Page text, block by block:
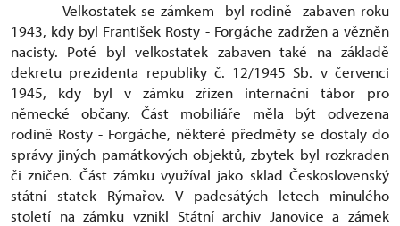
Velkostatek se zámkem byl rodině zabaven roku
1943, kdy byl František Rosty - Forgáche zadržen a vězněn
nacisty. Poté byl velkostatek zabaven také na základě
dekretu prezidenta republiky č. 12/1945 Sb. v červenci
1945, kdy byl v zámku zřízen internační tábor pro
německé občany. Část mobiliáře měla být odvezena
rodině Rosty - Forgáche, některé předměty se dostaly do
správy jiných památkových objektů, zbytek byl rozkraden
či zničen. Část zámku využíval jako sklad Československý
státní statek Rýmařov. V padesátých letech minulého
století na zámku vznikl Státní archiv Janovice a zámek